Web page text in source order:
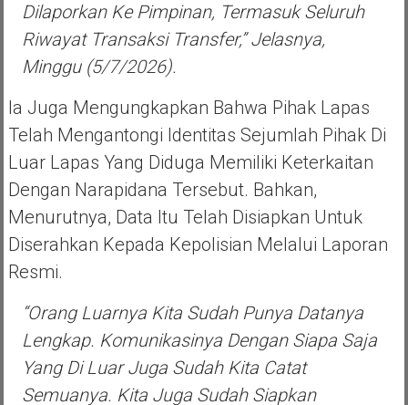
Dilaporkan Ke Pimpinan, Termasuk Seluruh
Riwayat Transaksi Transfer,” Jelasnya,
Minggu (5/7/2026).
Ia Juga Mengungkapkan Bahwa Pihak Lapas
Telah Mengantongi Identitas Sejumlah Pihak Di
Luar Lapas Yang Diduga Memiliki Keterkaitan
Dengan Narapidana Tersebut. Bahkan,
Menurutnya, Data Itu Telah Disiapkan Untuk
Diserahkan Kepada Kepolisian Melalui Laporan
Resmi.
“Orang Luarnya Kita Sudah Punya Datanya
Lengkap. Komunikasinya Dengan Siapa Saja
Yang Di Luar Juga Sudah Kita Catat
Semuanya. Kita Juga Sudah Siapkan